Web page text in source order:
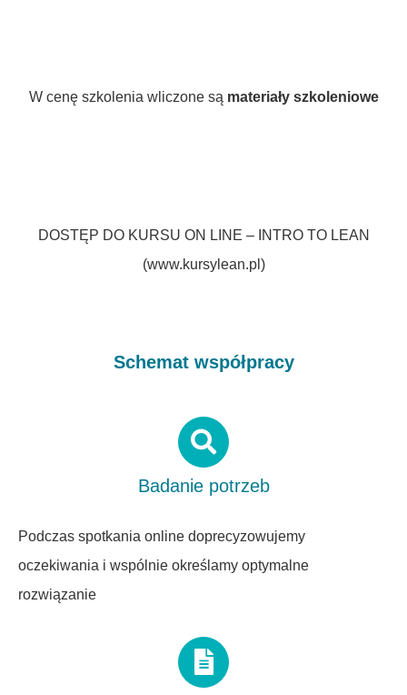
W cenę szkolenia wliczone są materiały szkoleniowe
DOSTĘP DO KURSU ON LINE – INTRO TO LEAN
(www.kursylean.pl )
Schemat współpracy
Badanie potrzeb
Podczas spotkania online doprecyzowujemy
oczekiwania i wspólnie określamy optymalne
rozwiązanie